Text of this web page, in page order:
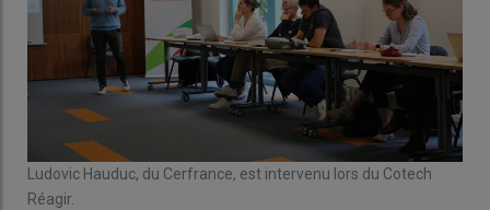
Ludovic Hauduc, du Cerfrance, est intervenu lors du Cotech
Réagir.